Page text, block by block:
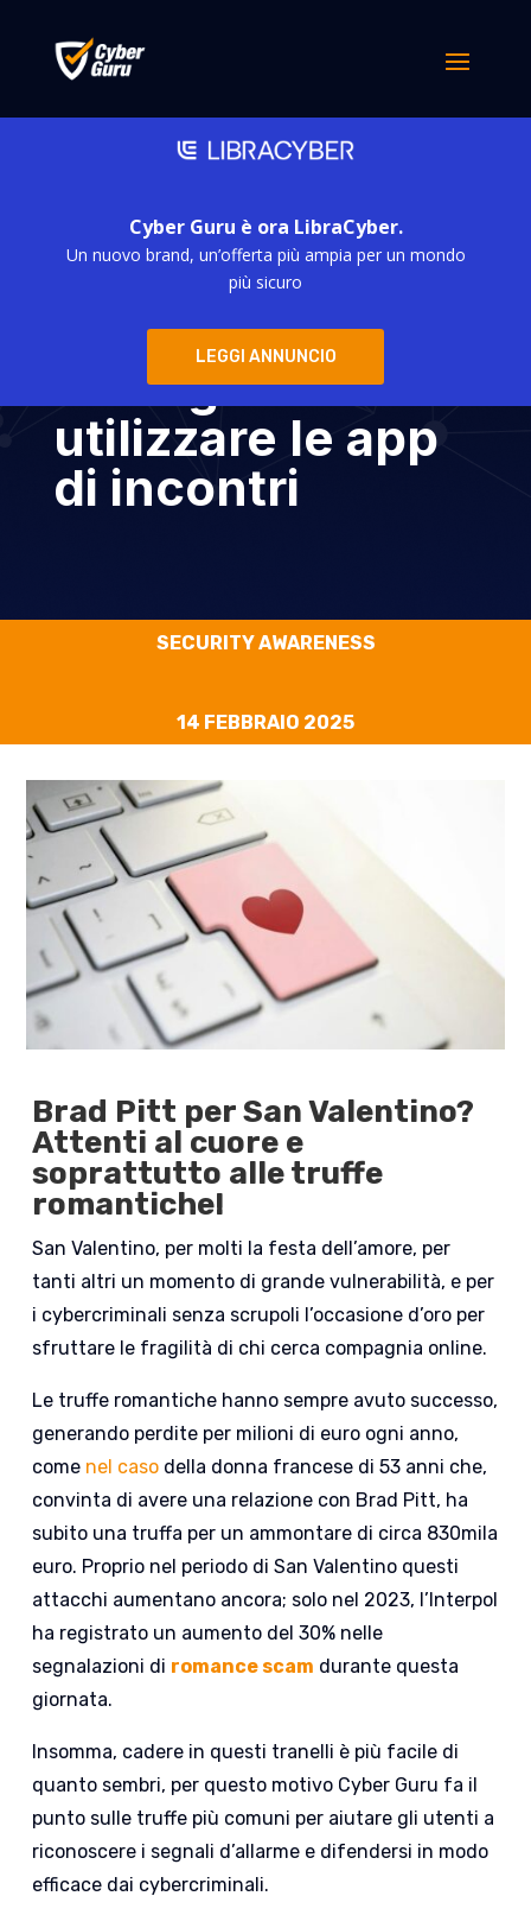
Cyber Guru è ora LibraCyber.
Un nuovo brand, un’offerta più ampia per un mondo
più sicuro
LEGGI ANNUNCIO
romantiche: utili
consigli su come
utilizzare le app
di incontri
SECURITY AWARENESS
14 FEBBRAIO 2025
Brad Pitt per San Valentino?
Attenti al cuore e
soprattutto alle truffe
romantiche!
San Valentino, per molti la festa dell’amore, per
tanti altri un momento di grande vulnerabilità, e per
i cybercriminali senza scrupoli l’occasione d’oro per
sfruttare le fragilità di chi cerca compagnia online.
Le truffe romantiche hanno sempre avuto successo,
generando perdite per milioni di euro ogni anno,
come nel caso della donna francese di 53 anni che,
convinta di avere una relazione con Brad Pitt, ha
subito una truffa per un ammontare di circa 830mila
euro. Proprio nel periodo di San Valentino questi
attacchi aumentano ancora; solo nel 2023, l’Interpol
ha registrato un aumento del 30% nelle
segnalazioni di romance scam durante questa
giornata.
Insomma, cadere in questi tranelli è più facile di
quanto sembri, per questo motivo Cyber Guru fa il
punto sulle truffe più comuni per aiutare gli utenti a
riconoscere i segnali d’allarme e difendersi in modo
efficace dai cybercriminali.